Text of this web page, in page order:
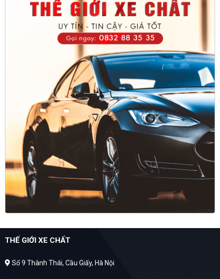
THẾ GIỚI XE CHẤT
Số 9 Thành Thái, Cầu Giấy, Hà Nội